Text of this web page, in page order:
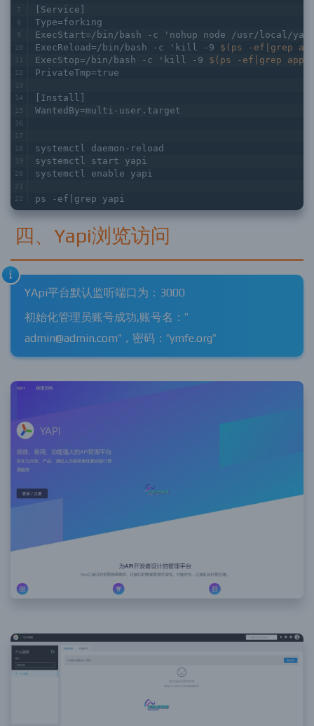
[Service]
Type=forking
ExecStart=/bin/bash -c 'nohup node /usr/local/
ExecReload=/bin/bash -c 'kill -9 $(ps -ef|grep
ExecStop=/bin/bash -c 'kill -9 $(ps -ef|grep
PrivateTmp=true
[Install]
WantedBy=multi-user.target
systemctl daemon-reload
systemctl start yapi
systemctl enable yapi
ps -ef|grep yapi
四、Yapi浏览访问
YApi平台默认监听端口为：3000
初始化管理员账号成功,账号名：”
admin@admin.com”，密码：”ymfe.org”